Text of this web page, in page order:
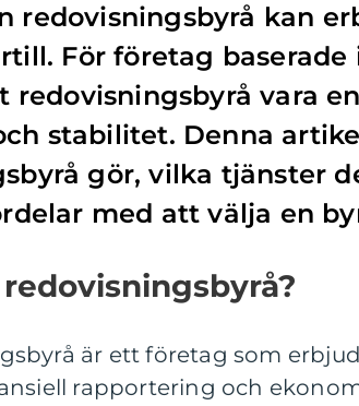
redovisningsbyrå kan
För företag baserade
redovisningsbyrå vara
stabilitet. Denna
gör, vilka tjänster
med att välja en
är ett företag som
rapportering och